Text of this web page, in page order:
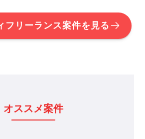
フリーランス案件を見る
オススメ案件